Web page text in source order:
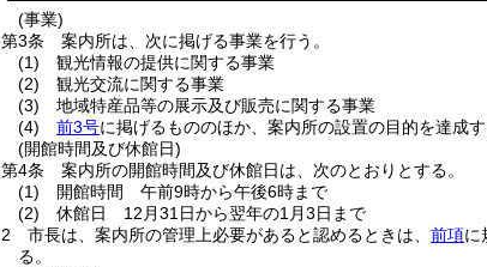
(事業)
第3条
案内所は、次に掲げる事業を行う。
(1)
観光情報の提供に関する事業
(2)
観光交流に関する事業
(3)
地域特産品等の展示及び販売に関する事業
(4)
前3号に掲げるもののほか、案内所の設置の目的を達成
(開館時間及び休館日)
第4条
案内所の開館時間及び休館日は、次のとおりとする。
(1)
開館時間 午前9時から午後6時まで
(2)
休館日 12月31日から翌年の1月3日まで
2
市長は、案内所の管理上必要があると認めるときは、 前項に
る。